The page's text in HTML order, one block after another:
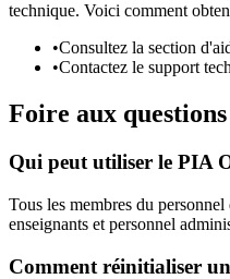
technique. Voici comment
•Consultez la section
•Contactez le support
Foire aux questions
Qui peut utiliser le PIA
Tous les membres du
enseignants et personnel
Comment réinitialiser